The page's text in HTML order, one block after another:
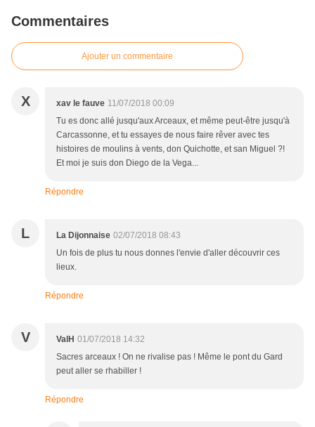
Commentaires
Ajouter un commentaire
X xav le fauve 11/07/2018 00:09
Tu es donc allé jusqu'aux Arceaux, et même peut-être jusqu'à
Carcassonne, et tu essayes de nous faire rêver avec tes
histoires de moulins à vents, don Quichotte, et san Miguel ?!
Et moi je suis don Diego de la Vega...
Répondre
L La Dijonnaise 02/07/2018 08:43
Un fois de plus tu nous donnes l'envie d'aller découvrir ces
lieux.
Répondre
V ValH 01/07/2018 14:32
Sacres arceaux ! On ne rivalise pas ! Même le pont du Gard
peut aller se rhabiller !
Répondre